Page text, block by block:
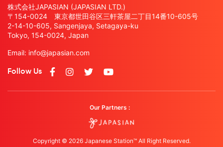
株式会社JAPASIAN (JAPASIAN LTD.)
〒154-0024 東京都世田谷区三軒茶屋二丁目14番10-605号
2-14-10-605, Sangenjaya, Setagaya-ku
Tokyo, 154-0024, Japan
Email: info@japasian.com
Follow Us
Our Partners :
Copyright © 2026 Japanese Station™ All Right Reserved.